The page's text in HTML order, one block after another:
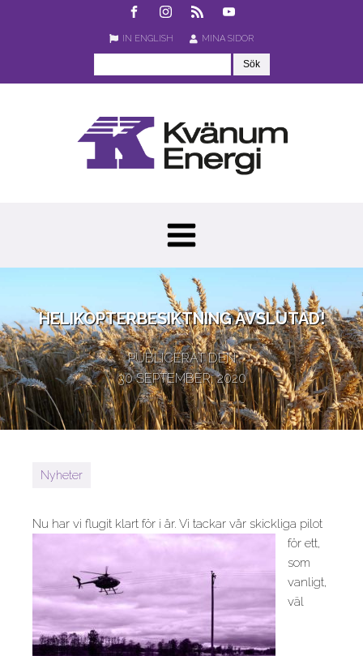
IN ENGLISH MINA SIDOR
HELIKOPTERBESIKTNING AVSLUTAD!
PUBLICERAT DEN
30 SEPTEMBER, 2020
Nyheter
Nu har vi flugit klart för i år. Vi tackar vår skickliga pilot
för ett,
som
vanligt,
väl